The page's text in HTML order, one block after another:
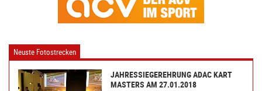
Neuste Fotostrecken
JAHRESSIEGEREHRUNG ADAC KART
MASTERS AM 27.01.2018